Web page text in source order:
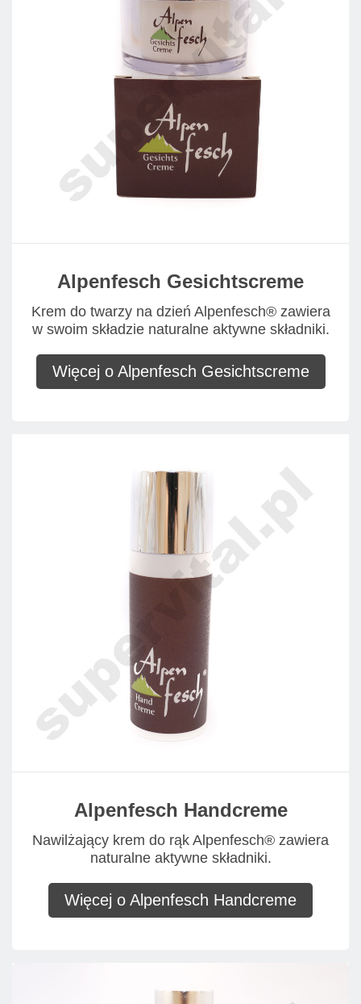
Alpenfesch Gesichtscreme
Krem do twarzy na dzień Alpenfesch® zawiera
w swoim składzie naturalne aktywne składniki.
Więcej o Alpenfesch Gesichtscreme
Alpenfesch Handcreme
Nawilżający krem do rąk Alpenfesch® zawiera
naturalne aktywne składniki.
Więcej o Alpenfesch Handcreme